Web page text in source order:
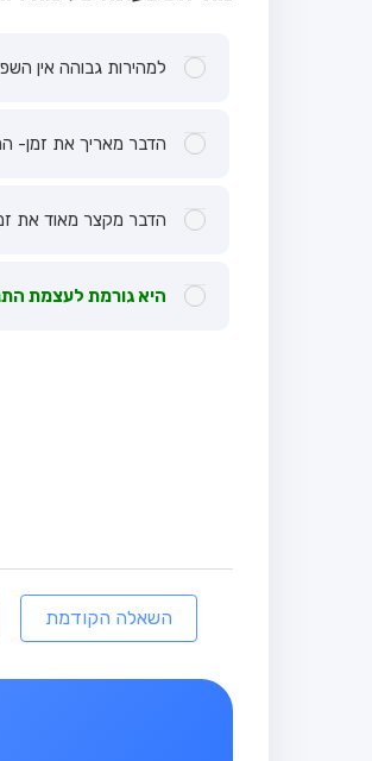
למהירות גבוהה אין
הדבר מאריך את זמן-
הדבר מקצר מאוד את
היא גורמת לעצמת
השאלה הקודמת